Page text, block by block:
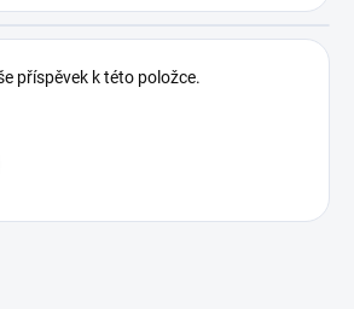
příspěvek k této položce.